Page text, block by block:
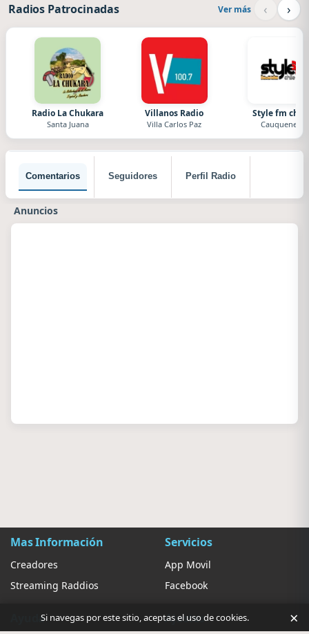
Radios Patrocinadas Ver más ‹ ›
Radio La Chukara
Santa Juana
Villanos Radio
Villa Carlos Paz
Style fm chile
Cauquenes
Comentarios Seguidores Perfil Radio
Anuncios
Mas Información
Creadores
Streaming Raddios
Servicios
App Movil
Facebook
Ayuda Ajustes
Si navegas por este sitio, aceptas el uso de cookies. ×